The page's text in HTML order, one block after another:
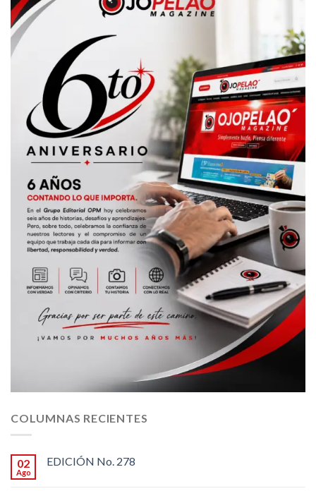
COLUMNAS RECIENTES
02
Ago
EDICIÓN No. 278